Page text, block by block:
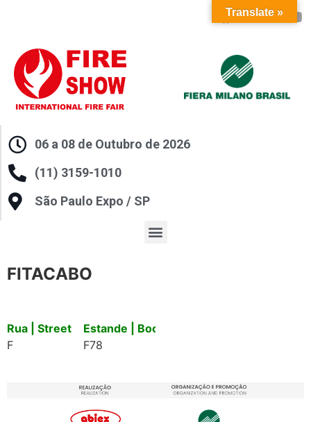
06 a 08 de Outubro de 2026
(11) 3159-1010
São Paulo Expo / SP
FITACABO
Rua | Street
F
Estande | Booth
F78
Translate »